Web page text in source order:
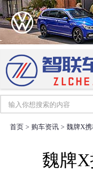
首页 > 购车资讯 > 魏牌X携
魏牌